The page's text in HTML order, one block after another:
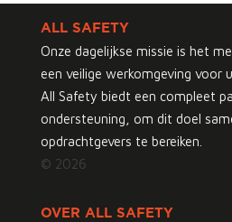
ALL SAFETY
Onze dagelijkse missie is het
een veilige werkomgeving voor
All Safety biedt een compleet
ondersteuning, om dit doel
opdrachtgevers te bereiken.
© 2026
OVER ALL SAFETY